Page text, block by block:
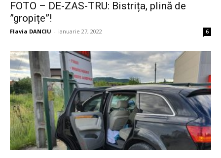
FOTO – DE-ZAS-TRU: Bistrița, plină de
”gropițe”!
Flavia DANCIU - ianuarie 27, 2022 6